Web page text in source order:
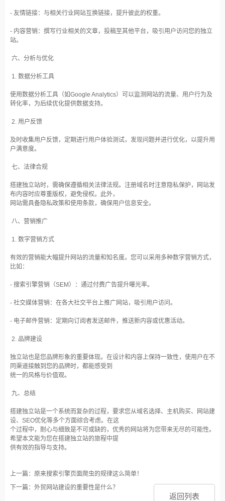
- 友情链接：与相关行业网站互换链接，提升彼此的权重。
- 内容营销：撰写行业相关的文章，投稿至其他平台，吸引用户访问您的独立
站。
六、分析与优化
1. 数据分析工具
使用数据分析工具（如Google Analytics）可以监测网站的流量、用户行为及
转化率，为后续优化提供数据支持。
2. 用户反馈
及时收集用户反馈，定期进行用户体验测试，发现问题并进行优化，以提升用
户满意度。
七、法律合规
搭建独立站时，需确保遵循相关法律法规。注册域名时注意隐私保护，网站发
布内容时应尊重版权，避免侵权。此外，
网站需具备隐私政策和使用条款，确保用户信息安全。
八、营销推广
1. 数字营销方式
有效的营销能大幅提升网站的流量和知名度。您可以采用多种数字营销方式，
比如：
- 搜索引擎营销（SEM）：通过付费广告提升曝光率。
- 社交媒体营销：在各大社交平台上推广网站，吸引用户访问。
- 电子邮件营销：定期向订阅者发送邮件，推送新内容或优惠活动。
2. 品牌建设
独立站也是您品牌形象的重要体现。在设计和内容上保持一致性，使用户在不
同渠道接触到您的品牌时，都能感受到
统一的风格与价值观。
九、总结
搭建独立站是一个系统而复杂的过程，要求您从域名选择、主机购买、网站建
设、SEO优化等多个方面综合考虑。在这
个过程中，耐心与细致是不可或缺的，优秀的网站将为您带来无尽的可能性。
希望本文能为您在搭建独立站的旅程中提
供有效的指导与支持。
上一篇：原来搜索引擎页面爬虫的规律这么简单！
下一篇：外贸网站建设的重要性是什么？
返回列表